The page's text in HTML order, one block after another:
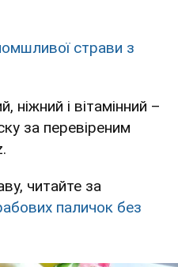
страви з
ніжний і вітамінний –
за перевіреним
читайте за
паличок без